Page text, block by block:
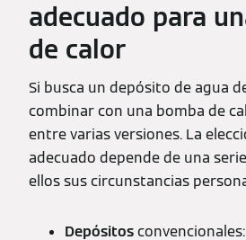
adecuado para
de calor
Si busca un depósito de agua
combinar con una bomba de
entre varias versiones. La
adecuado depende de una
ellos sus circunstancias
Depósitos